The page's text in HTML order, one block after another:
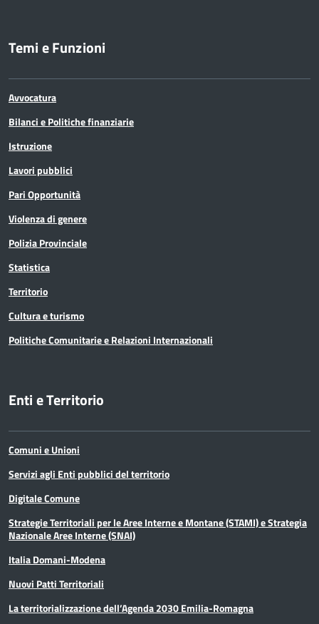
Temi e Funzioni
Avvocatura
Bilanci e Politiche finanziarie
Istruzione
Lavori pubblici
Pari Opportunità
Violenza di genere
Polizia Provinciale
Statistica
Territorio
Cultura e turismo
Politiche Comunitarie e Relazioni Internazionali
Enti e Territorio
Comuni e Unioni
Servizi agli Enti pubblici del territorio
Digitale Comune
Strategie Territoriali per le Aree Interne e Montane (STAMI) e Strategia
Nazionale Aree Interne (SNAI)
Italia Domani-Modena
Nuovi Patti Territoriali
La territorializzazione dell’Agenda 2030 Emilia-Romagna